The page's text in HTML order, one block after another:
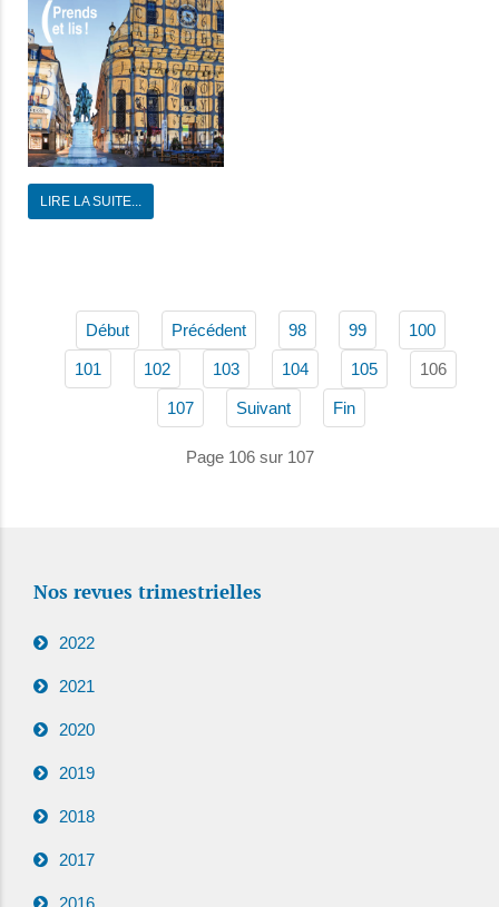
LIRE LA SUITE...
Début Précédent 98 99 100
101 102 103 104 105 106
107 Suivant Fin
Page 106 sur 107
Nos revues trimestrielles
2022
2021
2020
2019
2018
2017